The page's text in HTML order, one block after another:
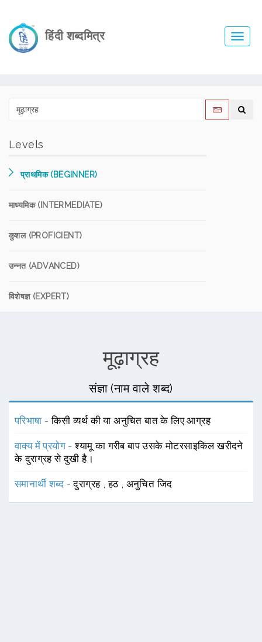
हिंदी शब्दमित्र
Levels
प्राथमिक (BEGINNER)
माध्यमिक (INTERMEDIATE)
कुशल (PROFICIENT)
उन्नत (ADVANCED)
विशेषज्ञ (EXPERT)
मूढ़ाग्रह
संज्ञा (नाम वाले शब्द)
परिभाषा -किसी व्यर्थ की या अनुचित बात के लिए आग्रह
वाक्य में प्रयोग -श्यामू का गरीब बाप उसके मोटरसाइकिल खरीदने
के दुराग्रह से दुखी है।
समानार्थी शब्द -दुराग्रह ,हठ , अनुचित जिद